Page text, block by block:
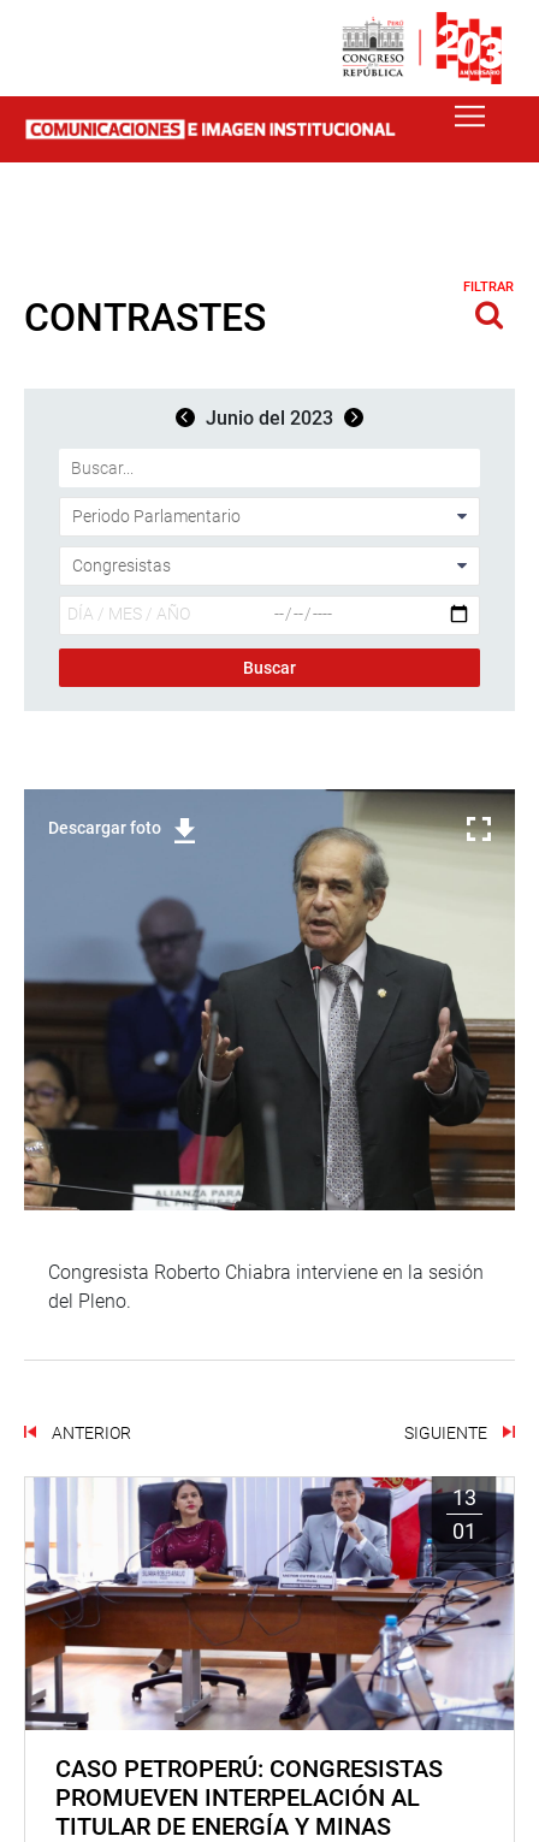
CONTRASTES
FILTRAR
Junio del 2023
Descargar foto
Congresista Roberto Chiabra interviene en la sesión
del Pleno.
ANTERIOR SIGUIENTE
13
01
CASO PETROPERÚ: CONGRESISTAS
PROMUEVEN INTERPELACIÓN AL
TITULAR DE ENERGÍA Y MINAS